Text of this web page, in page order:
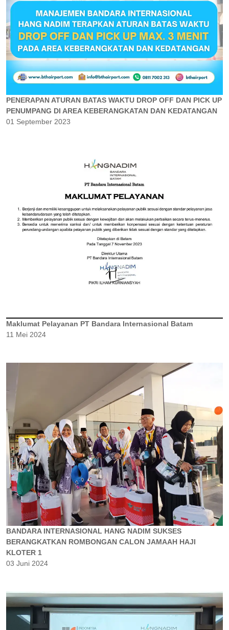
PENERAPAN ATURAN BATAS WAKTU DROP OFF DAN PICK UP
PENUMPANG DI AREA KEBERANGKATAN DAN KEDATANGAN
01 September 2023
Maklumat Pelayanan PT Bandara Internasional Batam
11 Mei 2024
BANDARA INTERNASIONAL HANG NADIM SUKSES
BERANGKATKAN ROMBONGAN CALON JAMAAH HAJI
KLOTER 1
03 Juni 2024